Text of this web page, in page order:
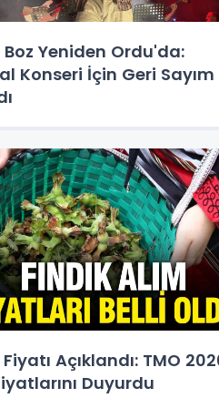
Yeniden Ordu'da:
Konseri İçin Geri Sayım
Fiyatı Açıklandı: TMO
Duyurdu